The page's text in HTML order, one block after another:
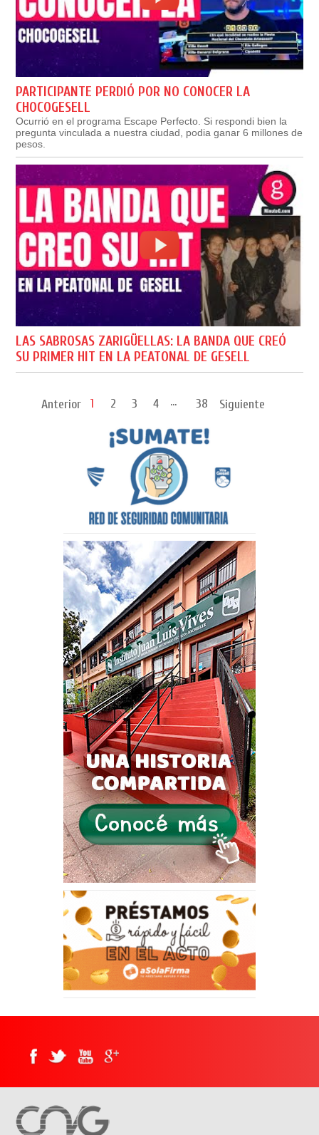
PARTICIPANTE PERDIÓ POR NO CONOCER LA
CHOCOGESELL
Ocurrió en el programa Escape Perfecto. Si respondi bien la
pregunta vinculada a nuestra ciudad, podia ganar 6 millones de
pesos.
LAS SABROSAS ZARIGÜELLAS: LA BANDA QUE CREÓ
SU PRIMER HIT EN LA PEATONAL DE GESELL
Anterior 1 2 3 4 ... 38 Siguiente